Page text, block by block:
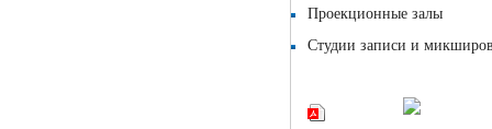
Проекционные залы
Студии записи и